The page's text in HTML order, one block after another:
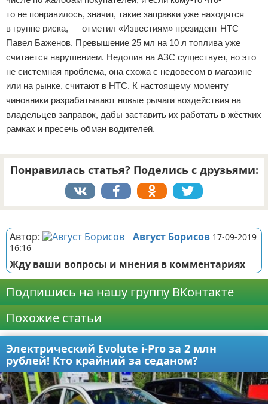
то не понравилось, значит, такие заправки уже находятся
в группе риска, — отметил «Известиям» президент НТС
Павел Баженов. Превышение 25 мл на 10 л топлива уже
считается нарушением. Недолив на АЗС существует, но это
не системная проблема, она схожа с недовесом в магазине
или на рынке, считают в НТС. К настоящему моменту
чиновники разрабатывают новые рычаги воздействия на
владельцев заправок, дабы заставить их работать в жёстких
рамках и пресечь обман водителей.
Понравилась статья? Поделись с друзьями:
Автор: Август Борисов 17-09-2019
16:16
Жду ваши вопросы и мнения в комментариях
Подпишись на нашу группу ВКонтакте
Похожие статьи
Электрический Evolute i-Pro за 2 млн
рублей! Кто крайний за седаном?